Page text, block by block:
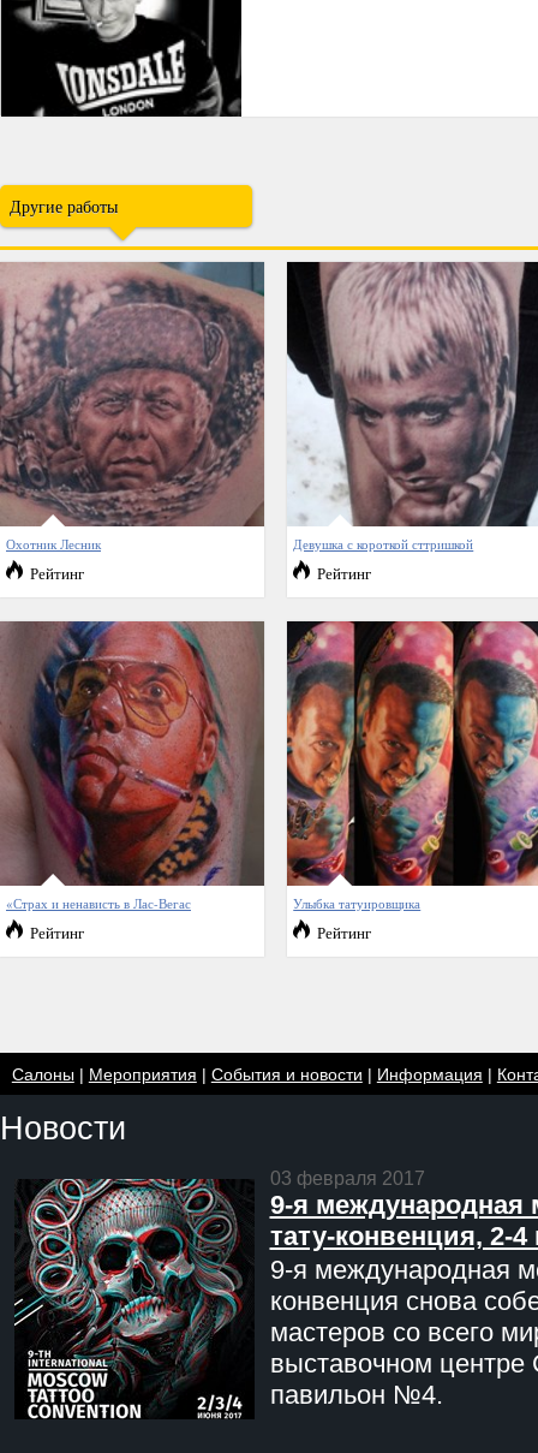
Другие работы
Охотник Лесник
Рейтинг
Девушка с короткой сттришкой
Рейтинг
«Страх и ненависть в Лас-Вегас
Рейтинг
Улыбка татуировщика
Рейтинг
Салоны| Мероприятия | События и новости | Информация |
Новости
03 февраля 2017
9-я международная
тату-конвенция, 2-
9-я международная
конвенция снова
мастеров со всего
выставочном центре
павильон №4.